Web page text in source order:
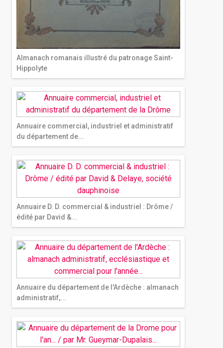
Almanach romanais illustré du patronage Saint-
Hippolyte
Annuaire commercial, industriel et administratif
du département de...
Annuaire D. D. commercial & industriel : Drôme /
édité par David &...
Annuaire du département de l'Ardèche : almanach
administratif,...